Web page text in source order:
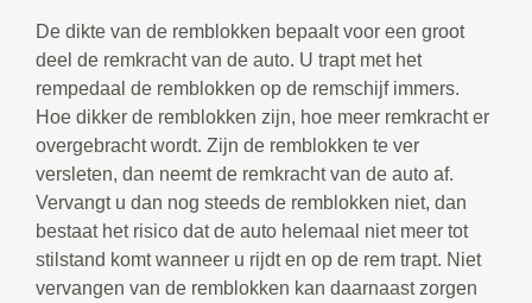
De dikte van de remblokken bepaalt voor een groot
deel de remkracht van de auto. U trapt met het
rempedaal de remblokken op de remschijf immers.
Hoe dikker de remblokken zijn, hoe meer remkracht er
overgebracht wordt. Zijn de remblokken te ver
versleten, dan neemt de remkracht van de auto af.
Vervangt u dan nog steeds de remblokken niet, dan
bestaat het risico dat de auto helemaal niet meer tot
stilstand komt wanneer u rijdt en op de rem trapt. Niet
vervangen van de remblokken kan daarnaast zorgen